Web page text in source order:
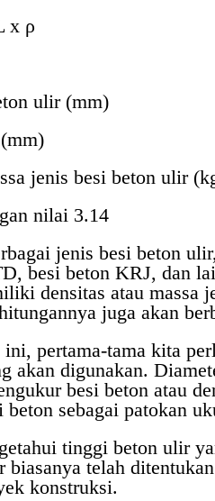
x ρ
ulir (mm)
jenis besi beton ulir
nilai 3.14
jenis besi beton
besi beton KRJ, dan
densitas atau massa
juga akan
pertama-tama kita
akan digunakan.
besi beton atau
sebagai patokan
tinggi beton ulir
telah
konstruksi.